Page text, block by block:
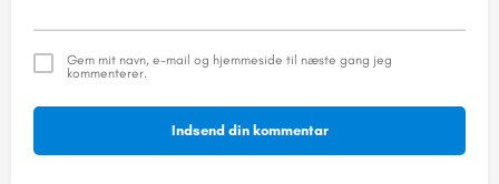
Gem mit navn, e-mail og hjemmeside til næste gang jeg
kommenterer.
Indsend din kommentar